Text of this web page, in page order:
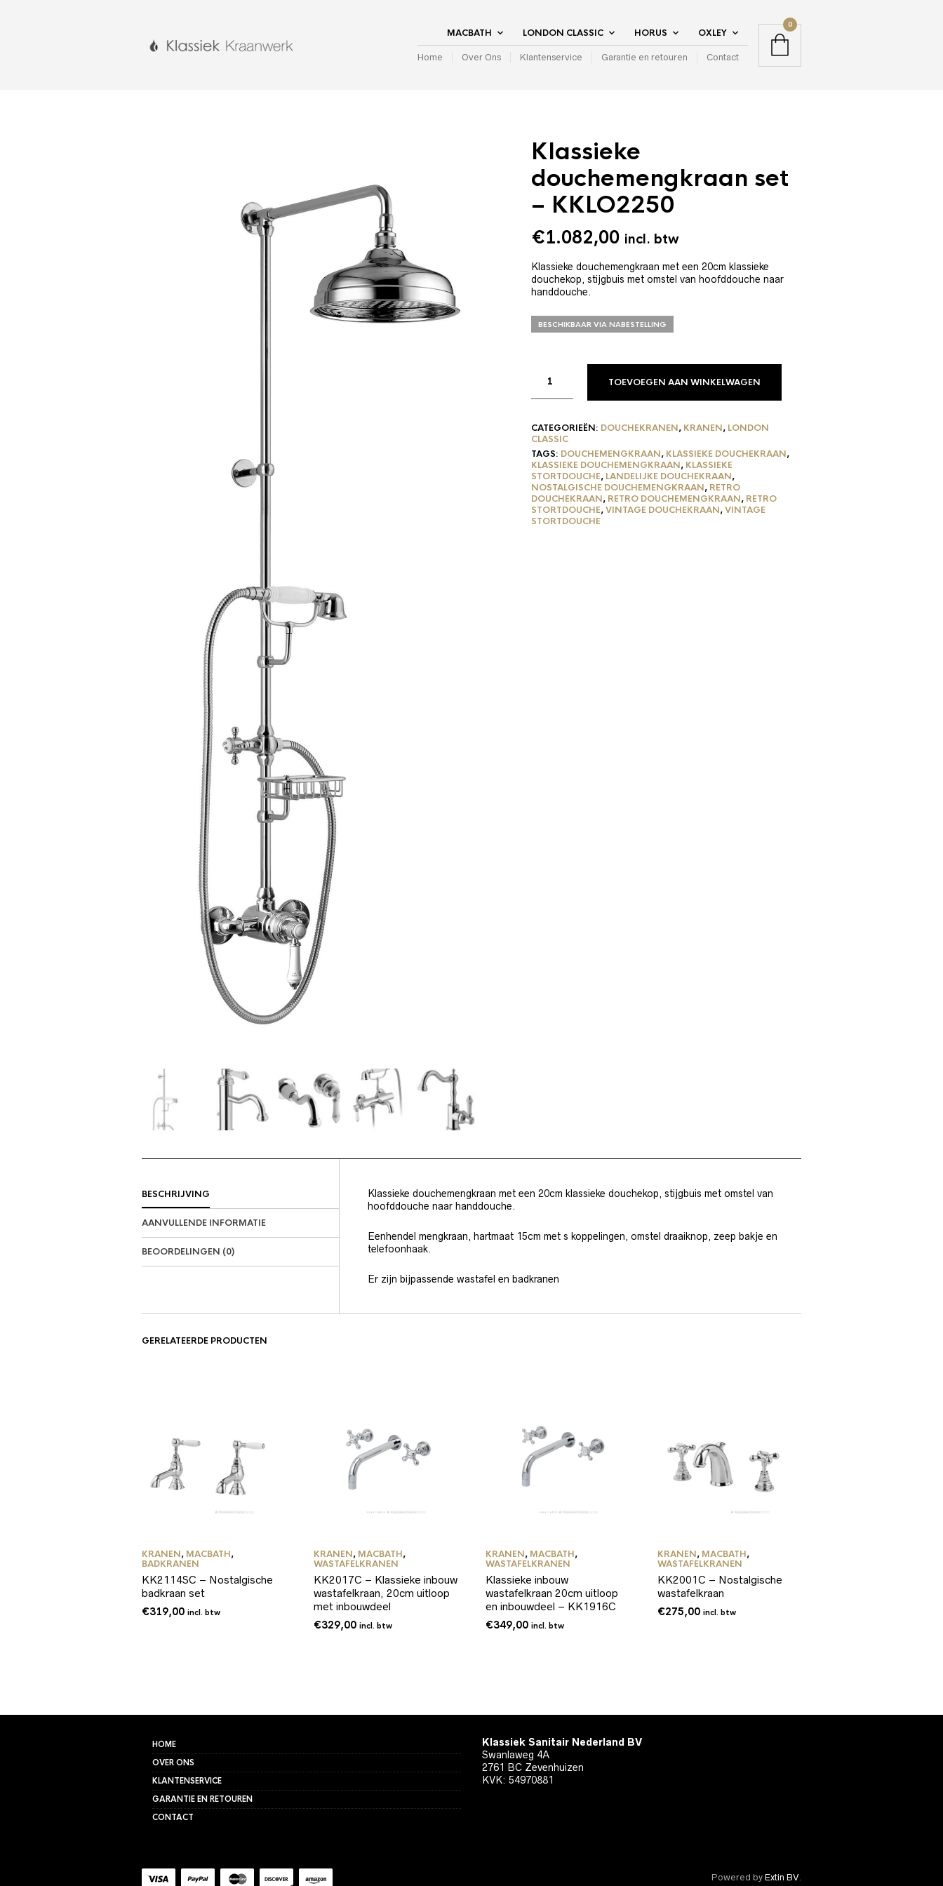
MACBATH LONDON CLASSIC HORUS OXLEY
Home Over Ons Klantenservice Garantie en retouren Contact
0
Klassieke
douchemengkraan set
– KKLO2250
€1.082,00 incl. btw
Klassieke douchemengkraan met een 20cm klassieke
douchekop, stijgbuis met omstel van hoofddouche naar
handdouche.
BESCHIKBAAR VIA NABESTELLING
TOEVOEGEN AAN WINKELWAGEN
CATEGORIEËN: DOUCHEKRANEN, KRANEN, LONDON
CLASSIC
TAGS: DOUCHEMENGKRAAN, KLASSIEKE DOUCHEKRAAN,
KLASSIEKE DOUCHEMENGKRAAN, KLASSIEKE
STORTDOUCHE, LANDELIJKE DOUCHEKRAAN,
NOSTALGISCHE DOUCHEMENGKRAAN, RETRO
DOUCHEKRAAN, RETRO DOUCHEMENGKRAAN, RETRO
STORTDOUCHE,VINTAGE DOUCHEKRAAN,VINTAGE
STORTDOUCHE
BESCHRIJVING
AANVULLENDE INFORMATIE
BEOORDELINGEN (0)
Klassieke douchemengkraan met een 20cm klassieke douchekop, stijgbuis met omstel van
hoofddouche naar handdouche.
Eenhendel mengkraan, hartmaat 15cm met s koppelingen, omstel draaiknop, zeep bakje en
telefoonhaak.
Er zijn bijpassende wastafel en badkranen
GERELATEERDE PRODUCTEN
KRANEN, MACBATH,
BADKRANEN
KK2114SC – Nostalgische
badkraan set
€319,00 incl. btw
KRANEN, MACBATH,
WASTAFELKRANEN
KK2017C – Klassieke inbouw
wastafelkraan, 20cm uitloop
met inbouwdeel
€329,00 incl. btw
KRANEN, MACBATH,
WASTAFELKRANEN
Klassieke inbouw
wastafelkraan 20cm uitloop
en inbouwdeel – KK1916C
€349,00 incl. btw
KRANEN, MACBATH,
WASTAFELKRANEN
KK2001C – Nostalgische
wastafelkraan
€275,00 incl. btw
HOME
OVER ONS
KLANTENSERVICE
GARANTIE EN RETOUREN
CONTACT
Klassiek Sanitair Nederland BV
Swanlaweg 4A
2761 BC Zevenhuizen
KVK: 54970881
Powered by Extin BV